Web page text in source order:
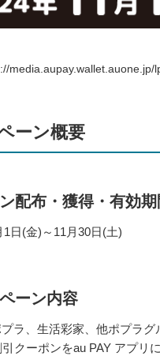
ーン概要
配布・獲得・有効期
1日(金)～11月30日(土)
ーン内容
ラ、生活彩家、他ポプラ
クーポンをau PAY アプリ